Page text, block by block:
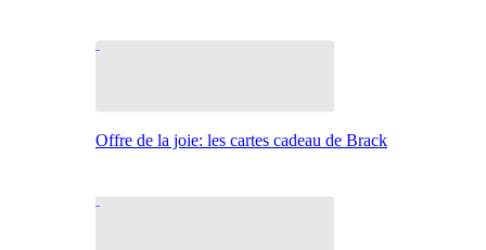
Offre de la joie: les cartes cadeau de Brack